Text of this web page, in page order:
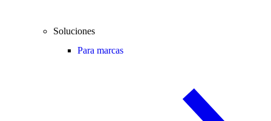
Soluciones
Para marcas